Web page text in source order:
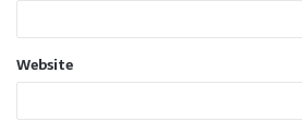
Website